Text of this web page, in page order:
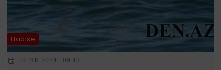
Hadisə
10 IYN 2024 | 09:43